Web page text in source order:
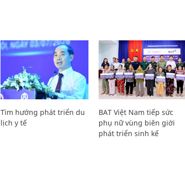
Tìm hướng phát triển du
lịch y tế
BAT Việt Nam tiếp sức
phụ nữ vùng biên giới
phát triển sinh kế